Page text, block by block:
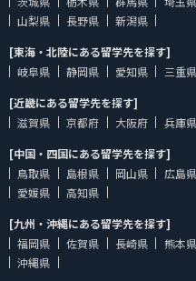
山梨県
長野県
新潟県
[東海・北陸にある留学先を探す]
岐阜県
静岡県 愛知県 三重県
[近畿にある留学先を探す]
滋賀県
京都府 大阪府 兵庫県
[中国・四国にある留学先を探す]
鳥取県
島根県 岡山県 広島県
愛媛県
高知県
[九州・沖縄にある留学先を探す]
福岡県
佐賀県 長崎県 熊本県
沖縄県